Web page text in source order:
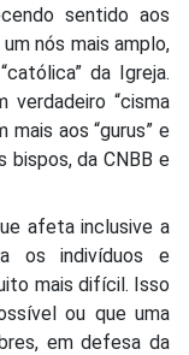
sentido aos
nós mais amplo,
da Igreja.
verdadeiro “cisma
mais aos “gurus” e
bispos, da CNBB e
afeta inclusive a
os indivíduos e
mais difícil. Isso
ou que uma
em defesa da